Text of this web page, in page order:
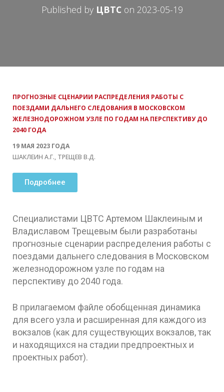
Published by ЦВТСon 2023-05-19
ПРОГНОЗНЫЕ СЦЕНАРИИ РАСПРЕДЕЛЕНИЯ РАБОТЫ С
ПОЕЗДАМИ ДАЛЬНЕГО СЛЕДОВАНИЯ В МОСКОВСКОМ
ЖЕЛЕЗНОДОРОЖНОМ УЗЛЕ ПО ГОДАМ НА ПЕРСПЕКТИВУ ДО
2040 ГОДА
19 МАЯ 2023 ГОДА
ШАКЛЕИН А.Г., ТРЕЩЕВ В.Д.
Подробнее
Специалистами ЦВТС Артемом Шаклеиным и
Владиславом Трещевым были разработаны
прогнозные сценарии распределения работы с
поездами дальнего следования в Московском
железнодорожном узле по годам на
перспективу до 2040 года.
В прилагаемом файле обобщенная динамика
для всего узла и расширенная для каждого из
вокзалов (как для существующих вокзалов, так
и находящихся на стадии предпроектных и
проектных работ).